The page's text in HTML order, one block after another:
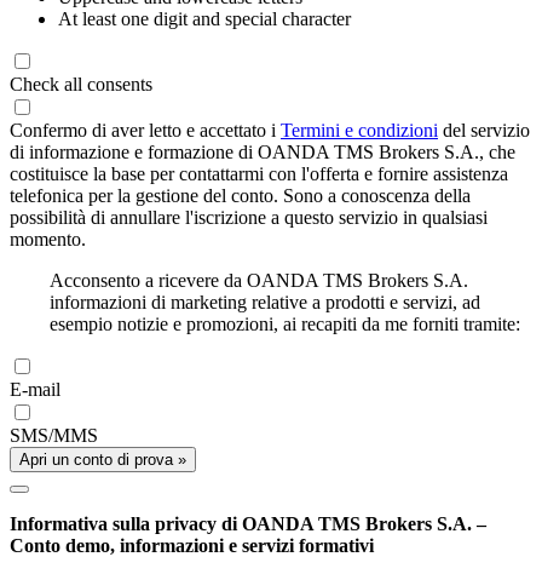
At least one digit and special character
Check all consents
Confermo di aver letto e accettato i Termini e condizioni del servizio
di informazione e formazione di OANDA TMS Brokers S.A., che
costituisce la base per contattarmi con l'offerta e fornire assistenza
telefonica per la gestione del conto. Sono a conoscenza della
possibilità di annullare l'iscrizione a questo servizio in qualsiasi
momento.
Acconsento a ricevere da OANDA TMS Brokers S.A.
informazioni di marketing relative a prodotti e servizi, ad
esempio notizie e promozioni, ai recapiti da me forniti tramite:
E-mail
SMS/MMS
Apri un conto di prova »
Informativa sulla privacy di OANDA TMS Brokers S.A. –
Conto demo, informazioni e servizi formativi